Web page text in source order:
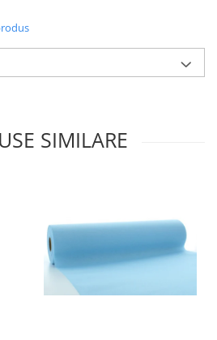
SIMILARE